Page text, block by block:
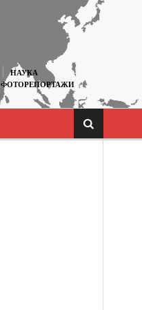
НАУКА
ФОТОРЕПОРТАЖИ